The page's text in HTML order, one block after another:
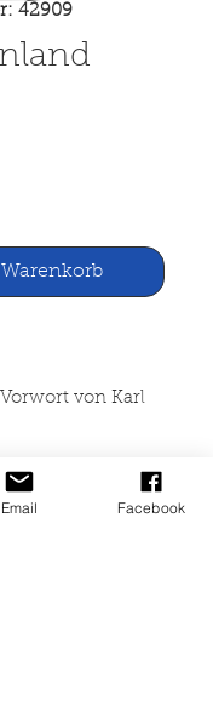
42909
von Karl
Email Facebook